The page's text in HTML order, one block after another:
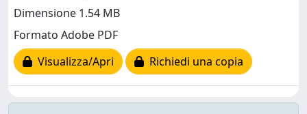
Dimensione 1.54 MB
Formato Adobe PDF
Visualizza/Apri
Richiedi una copia